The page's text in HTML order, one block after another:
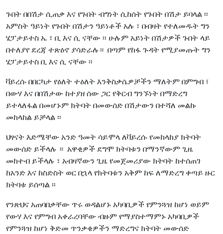
ጉበት በበሽታ ሲጠቃ እና የጉበት ብግነት ሲከሰት የጉበት በሽታ ይባላል ፡፡
አምስት ዓይነት የጉበት በሽታን ዓይነቶች አሉ ፣ በብዛት የተለመዱት ግን
ሄፓታይተስ ኤ ፣ ቢ እና ሲ ናቸው ፡፡ ሁሉም አይነት በሽታዎች ጉበት ላይ
በተለያየ ደረጃ ተጽዕኖ ያሳድራሉ። በጣም የከፋ ጉዳት የሚያመጡት ግን
ሄፓታይተስ ቢ እና ሲ ናቸው ፡፡
ቫይረሱ በበርካታ የዕለት ተዕለት እንቅስቃሴዎቻችን ማለትም በምግብ ፣
በውሃ እና በበሽታው ከተያዘ ሰው ጋር የቅርብ ግንኙነት በማድረግ
ይተላለፋል በመሆኑም ክትባት በመውሰድ በሽታውን በተሻለ መልኩ
መከላከል ይቻላል ፡፡
ህፃናት እድሜቸው አንድ ዓመት ሳይሞላ ለቫይረሱ የመከላከያ ክትባት
መውሰድ ይችላሉ ። አዋቂዎች ደግሞ ክትባቱን በማንኛውም ጊዜ
መከተብ ይችላሉ ፣ አብዛኛውን ጊዜ የመጀመሪያው ክትባት ከተሰጠገ
ከአንድ እና ከስድስት ወር በኋላ የክትባቱን አቅም ከፍ ለማድረግ ቀጣይ ዙር
ክትባቱ ይሰጣል ፡፡
የንጽህና አጠባበቃቸው ጥሩ ወዳልሆኑ አካባቢዎች የምንጓዝ ከሆነ ወይም
የውሃ እና የምግብ አቀራረባቸው ብዙም የማያስተማምኑ አካባቢዎች
የምንጓዝ ከሆነ ቅድመ ጥንቃቄዎችን ማድረግና ክትባት መውሰድ